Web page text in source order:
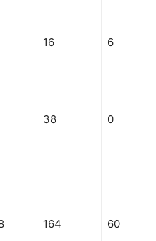
16 6
38 0
164 60